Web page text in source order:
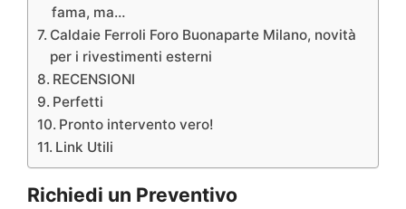
fama, ma…
Caldaie Ferroli Foro Buonaparte Milano, novità
per i rivestimenti esterni
RECENSIONI
Perfetti
Pronto intervento vero!
Link Utili
Richiedi un Preventivo